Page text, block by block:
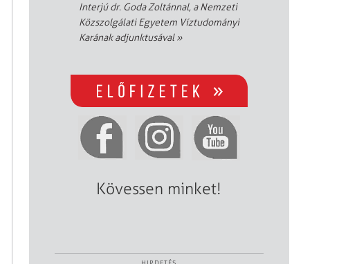
Interjú dr. Goda Zoltánnal, a Nemzeti
Közszolgálati Egyetem Víztudományi
Karának adjunktusával»
Kövessen minket!